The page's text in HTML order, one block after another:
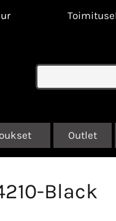
Outlet
Black